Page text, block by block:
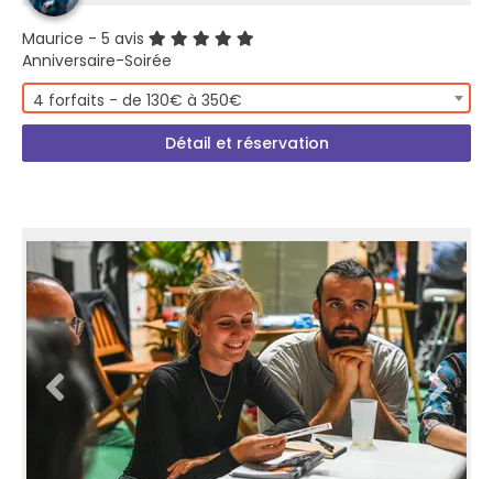
Maurice - 5 avis
Anniversaire-Soirée
4 forfaits - de 130€ à 350€
Détail et réservation